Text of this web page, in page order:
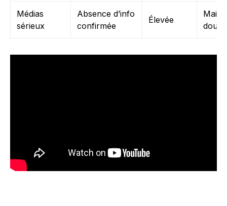
Médias
sérieux
Absence d’info
confirmée
Élevée
doute